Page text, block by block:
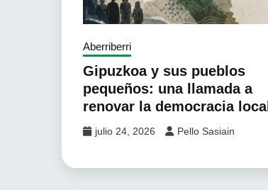
Aberriberri
Gipuzkoa y sus pueblos
pequeños: una llamada a
renovar la democracia local
julio 24, 2026 Pello Sasiain